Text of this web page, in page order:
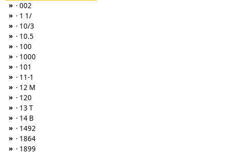
» · 002
» · 1 1/
» · 10/3
» · 10.5
» · 100
» · 1000
» · 101
» · 11-1
» · 12 M
» · 120
» · 13 T
» · 14 B
» · 1492
» · 1864
» · 1899